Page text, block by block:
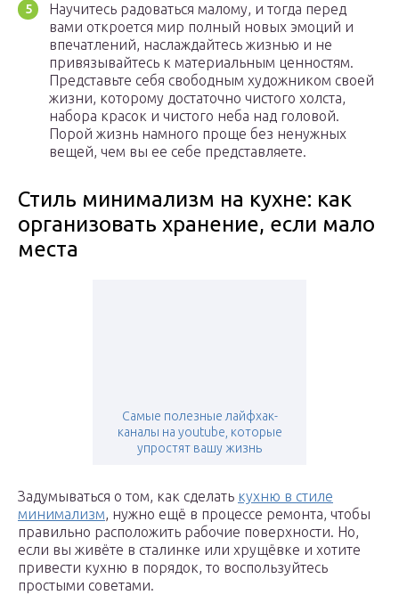
Научитесь радоваться малому, и тогда перед
вами откроется мир полный новых эмоций и
впечатлений, наслаждайтесь жизнью и не
привязывайтесь к материальным ценностям.
Представьте себя свободным художником своей
жизни, которому достаточно чистого холста,
набора красок и чистого неба над головой.
Порой жизнь намного проще без ненужных
вещей, чем вы ее себе представляете.
Стиль минимализм на кухне: как
организовать хранение, если мало
места
Самые полезные лайфхак-
каналы на youtube, которые
упростят вашу жизнь
Задумываться о том, как сделать кухню в стиле
минимализм, нужно ещё в процессе ремонта, чтобы
правильно расположить рабочие поверхности. Но,
если вы живёте в сталинке или хрущёвке и хотите
привести кухню в порядок, то воспользуйтесь
простыми советами.